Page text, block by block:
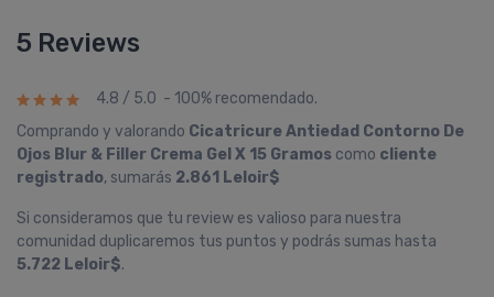
5 Reviews
4.8 / 5.0 - 100% recomendado.
Comprando y valorando Cicatricure Antiedad Contorno De
Ojos Blur & Filler Crema Gel X 15 Gramos como cliente
registrado, sumarás 2.861 Leloir$
Si consideramos que tu review es valioso para nuestra
comunidad duplicaremos tus puntos y podrás sumas hasta
5.722 Leloir$.